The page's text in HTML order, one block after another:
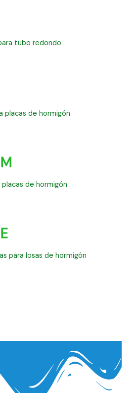
tubo redondo
placas de hormigón
de hormigón
para losas de hormigón